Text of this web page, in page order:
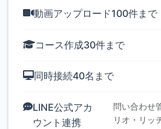
動画アップロード100件まで
コース作成30件まで
同時接続40名まで
LINE公式アカ
ウント連携
問い合わせ
リオ・リッ